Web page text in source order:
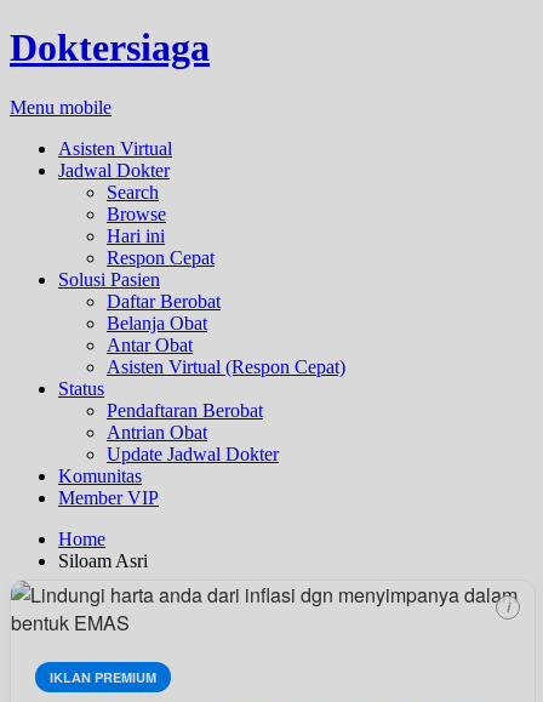
Doktersiaga
Menu mobile
Asisten Virtual
Jadwal Dokter
Search
Browse
Hari ini
Respon Cepat
Solusi Pasien
Daftar Berobat
Belanja Obat
Antar Obat
Asisten Virtual (Respon Cepat)
Status
Pendaftaran Berobat
Antrian Obat
Update Jadwal Dokter
Komunitas
Member VIP
Home
Siloam Asri
IKLAN PREMIUM
i